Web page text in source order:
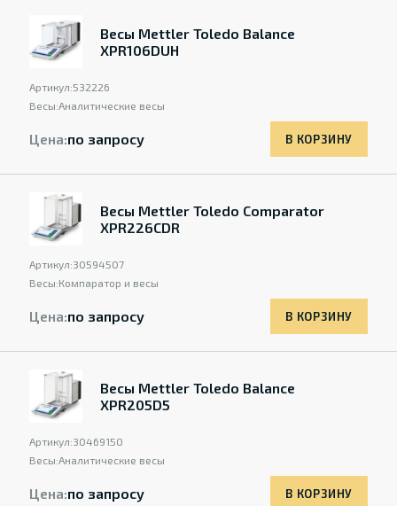
Весы Mettler Toledo Balance
XPR106DUH
Артикул:532226
Весы:Аналитические весы
Цена:по запросу В КОРЗИНУ
Весы Mettler Toledo Comparator
XPR226CDR
Артикул:30594507
Весы:Компаратор и весы
Цена:по запросу В КОРЗИНУ
Весы Mettler Toledo Balance
XPR205D5
Артикул:30469150
Весы:Аналитические весы
Цена:по запросу В КОРЗИНУ